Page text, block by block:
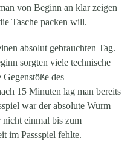
von Beginn an klar zeigen
Tasche packen will.
absolut gebrauchten Tag.
sorgten viele technische
des
15 Minuten lag man bereits
war der absolute Wurm
einmal bis zum
im Passspiel fehlte.